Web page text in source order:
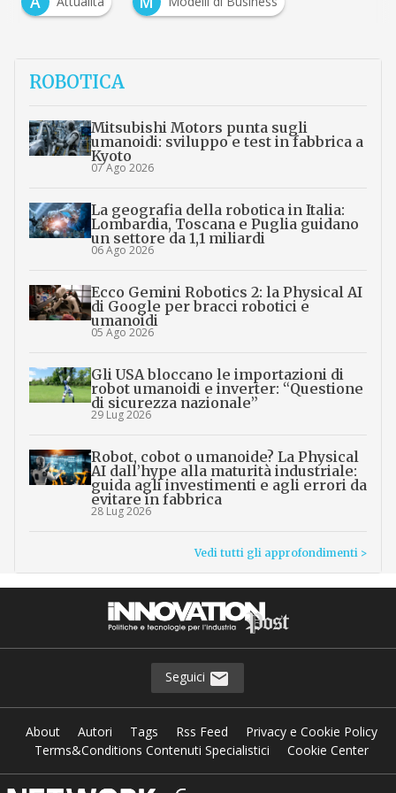
ROBOTICA
Mitsubishi Motors punta sugli
umanoidi: sviluppo e test in fabbrica a
Kyoto
07 Ago 2026
La geografia della robotica in Italia:
Lombardia, Toscana e Puglia guidano
un settore da 1,1 miliardi
06 Ago 2026
Ecco Gemini Robotics 2: la Physical AI
di Google per bracci robotici e
umanoidi
05 Ago 2026
Gli USA bloccano le importazioni di
robot umanoidi e inverter: “Questione
di sicurezza nazionale”
29 Lug 2026
Robot, cobot o umanoide? La Physical
AI dall’hype alla maturità industriale:
guida agli investimenti e agli errori da
evitare in fabbrica
28 Lug 2026
Vedi tutti gli approfondimenti >
Seguici
About Autori Tags Rss Feed
Privacy e Cookie Policy
Terms&Conditions Contenuti Specialistici
Cookie Center